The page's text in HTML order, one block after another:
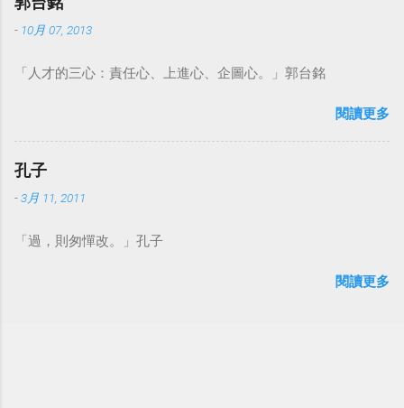
- 10月 07, 2013
「人才的三心：責任心、上進心、企圖心。」郭台銘
閱讀更多
孔子
-3月 11, 2011
「過，則匆憚改。」孔子
閱讀更多